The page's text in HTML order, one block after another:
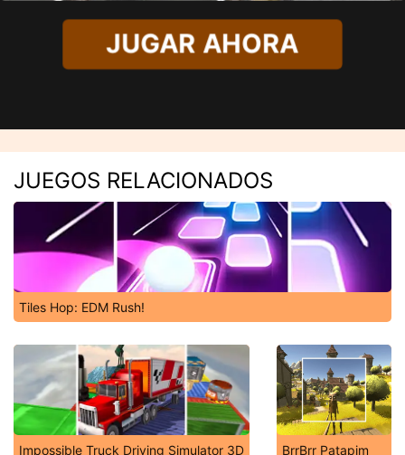
JUGAR AHORA
JUEGOS RELACIONADOS
Tiles Hop: EDM Rush!
Impossible Truck Driving Simulator 3D BrrBrr Patapim